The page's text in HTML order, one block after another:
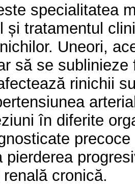
specialitatea
și tratamentul
Uneori,
să se
rinichii
în diferite
pierderea
cronică.